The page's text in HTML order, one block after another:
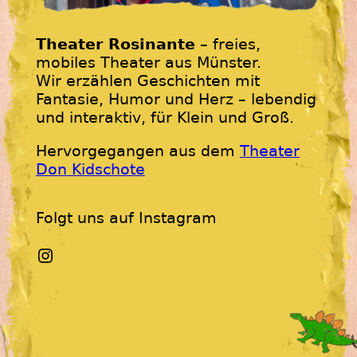
Theater Rosinante – freies,
mobiles Theater aus Münster.
Wir erzählen Geschichten mit
Fantasie, Humor und Herz – lebendig
und interaktiv, für Klein und Groß.
Hervorgegangen aus dem Theater
Don Kidschote
Folgt uns auf Instagram
Instagram